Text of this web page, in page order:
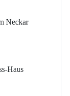
Neckar
Haus